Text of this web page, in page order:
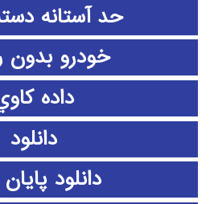
حد آستانه
خودرو بدون
داده
دانلود
دانلود